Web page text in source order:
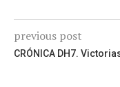
previous post
CRÓNICA DH7.